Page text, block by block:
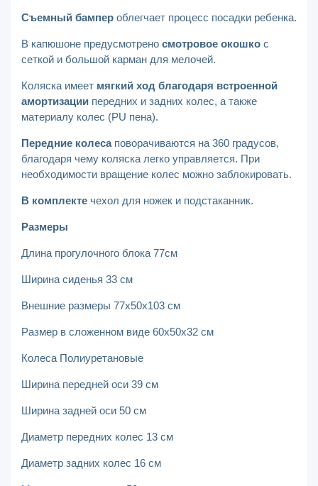
Съемный бампер облегчает процесс посадки ребенка.
В капюшоне предусмотрено смотровое окошко с
сеткой и большой карман для мелочей.
Коляска имеет мягкий ход благодаря встроенной
амортизации передних и задних колес, а также
материалу колес (PU пена).
Передние колесаповорачиваются на 360 градусов,
благодаря чему коляска легко управляется. При
необходимости вращение колес можно заблокировать.
В комплекте чехол для ножек и подстаканник.
Размеры
Длина прогулочного блока 77см
Ширина сиденья 33 см
Внешние размеры 77х50х103 см
Размер в сложенном виде 60х50х32 см
Колеса Полиуретановые
Ширина передней оси 39 см
Ширина задней оси 50 см
Диаметр передних колес 13 см
Диаметр задних колес 16 см